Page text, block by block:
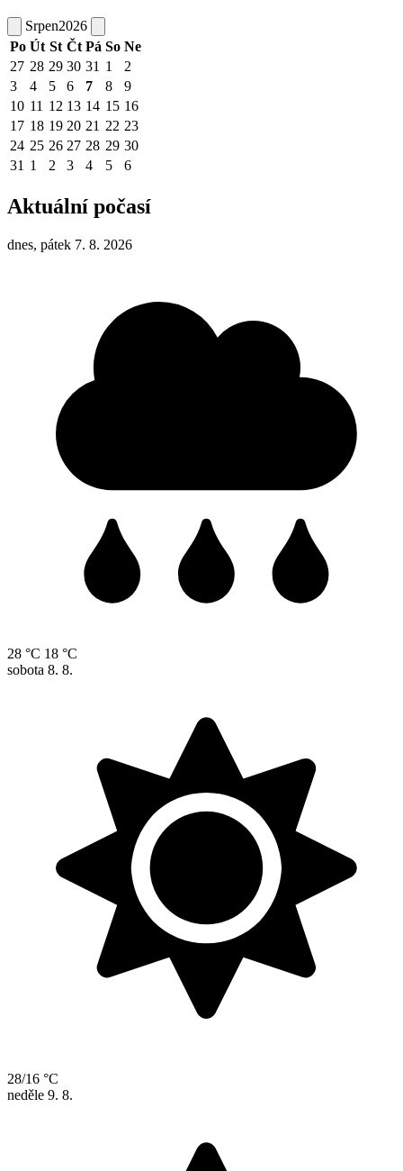
Srpen2026
Po Út St Čt Pá So Ne
27 28 29 30 31 1
2
3
4 5 6 7 8
9
10 11 12 13 14 15 16
17 18 19 20 21 22 23
24 25 26 27 28 29 30
31 1 2 3 4 5 6
Aktuální počasí
dnes, pátek 7. 8. 2026
28 °C 18 °C
sobota 8. 8.
28/16 °C
neděle 9. 8.